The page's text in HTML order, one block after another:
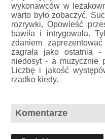
wykonawców w
warto było zobaczyć.
rozrywki, Opowieść
bawiła i intrygowała.
zdaniem
zagrała jako ostatnia
niedosyt - a muzycznie
Liczbę i jakość
rzadko kiedy.
Komentarze